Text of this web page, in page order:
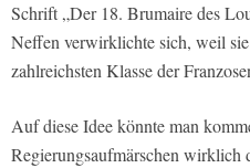
Schrift „Der 18. Brumaire des
Neffen verwirklichte sich, weil
zahlreichsten Klasse der
Auf diese Idee könnte man
Regierungsaufmärschen